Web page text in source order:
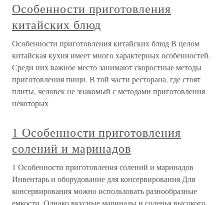
Особенности приготовления
китайских блюд
Особенности приготовления китайских блюд В целом
китайская кухня имеет много характерных особенностей.
Среди них важное место занимают скоростные методы
приготовления пищи. В той части ресторана, где стоят
плиты, человек не знакомый с методами приготовления
некоторых
1 Особенности приготовления
солений и маринадов
1 Особенности приготовления солений и маринадов
Инвентарь и оборудование для консервирования Для
консервирования можно использовать разнообразные